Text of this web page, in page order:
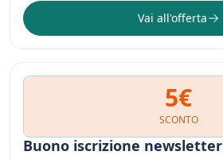
Vai all'offerta
5€
SCONTO
Buono iscrizione newsletter